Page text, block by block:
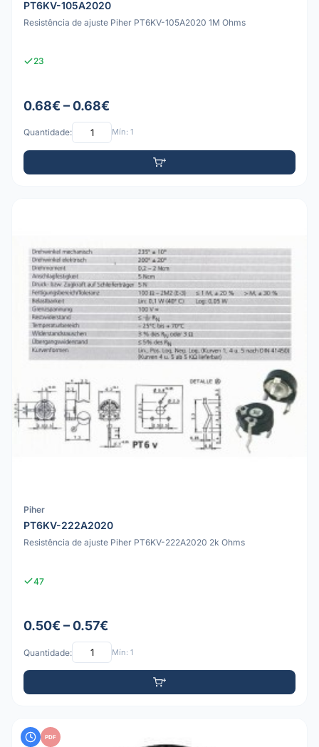
PT6KV-105A2020
Resistência de ajuste Piher PT6KV-105A2020 1M Ohms
23
0.68€ – 0.68€
Quantidade: Mín: 1
Piher
PT6KV-222A2020
Resistência de ajuste Piher PT6KV-222A2020 2k Ohms
47
0.50€ – 0.57€
Quantidade: Mín: 1
PDF